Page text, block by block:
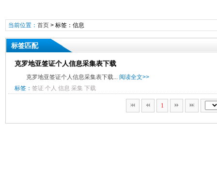
当前位置： 首页> 标签：信息
标签匹配
克罗地亚签证个人信息采集表下载
克罗地亚签证个人信息采集表下载... 阅读全文>>
标签： 签证 个人 信息 采集 下载
1